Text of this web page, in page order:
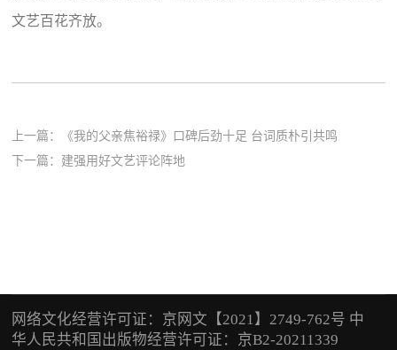
文艺百花齐放。
上一篇：
《我的父亲焦裕禄》口碑后劲十足 台词质朴引共鸣
下一篇： 建强用好文艺评论阵地
网络文化经营许可证：京网文【2021】2749-762号 中
华人民共和国出版物经营许可证：京B2-20211339